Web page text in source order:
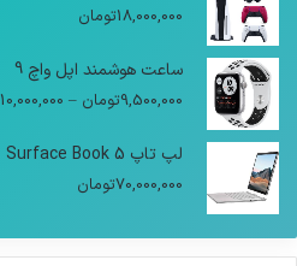
18,000,000تومان
ساعت هوشمند اپل واچ 9
9,500,000تومان –
10,000,000
لپ تاپ Surface Book 5
70,000,000تومان